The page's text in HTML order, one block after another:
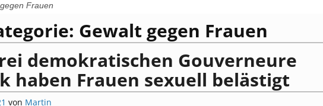
Frauen
Gewalt gegen Frauen
demokratischen Gouverneure
haben Frauen sexuell belästigt
von Martin